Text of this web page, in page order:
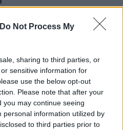
Do Not Process My
sharing to third parties, or
sensitive information for
use the below opt-out
Please note that after your
may continue seeing
personal information utilized by
to third parties prior to
para que sus
al Excmo.
de Gran Canaria, al mismo
Municipal a ceder a
datos contrastados con el
de Las Palmas de Gran